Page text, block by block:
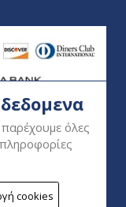
όλες
cookies